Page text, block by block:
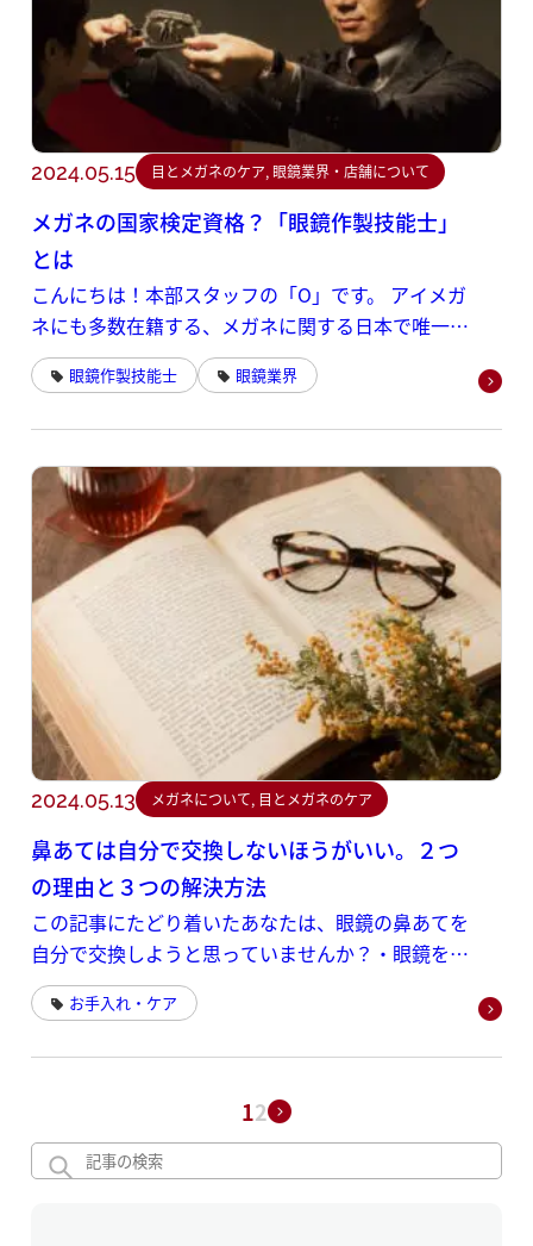
2024.05.15 目とメガネのケア, 眼鏡業界・店舗について
メガネの国家検定資格？「眼鏡作製技能士」
とは
こんにちは！本部スタッフの「O」です。 アイメガ
ネにも多数在籍する、メガネに関する日本で唯一の
国家検定資格である
眼鏡作製技能士 眼鏡業界
2024.05.13 メガネについて, 目とメガネのケア
鼻あては自分で交換しないほうがいい。２つ
の理由と３つの解決方法
この記事にたどり着いたあなたは、眼鏡の鼻あてを
自分で交換しようと思っていませんか？・眼鏡を拭
いたり何かにぶつかったため、鼻あてが変形した
お手入れ・ケア
12